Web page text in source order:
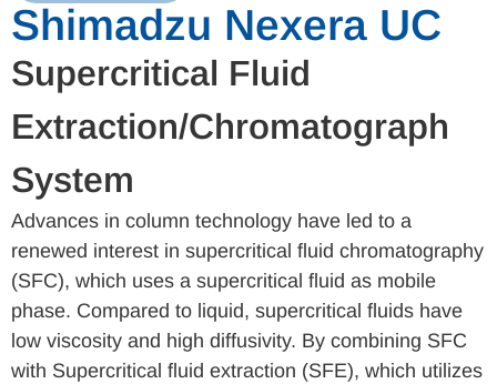
Shimadzu Nexera UC
Supercritical Fluid
Extraction/Chromatograph
System
Advances in column technology have led to a
renewed interest in supercritical fluid chromatography
(SFC), which uses a supercritical fluid as mobile
phase. Compared to liquid, supercritical fluids have
low viscosity and high diffusivity. By combining SFC
with Supercritical fluid extraction (SFE), which utilizes